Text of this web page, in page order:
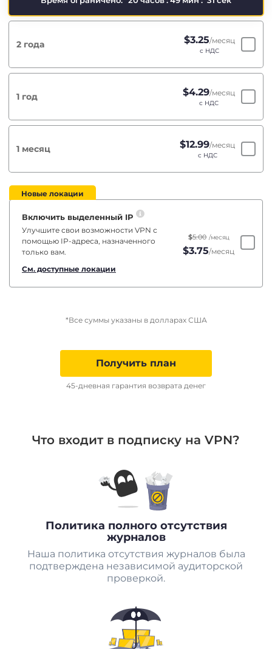
2 года $3.25/месяц
с НДС
1 год $4.29/месяц
с НДС
1 месяц $12.99/месяц
с НДС
Новые локации
Включить выделенный IP
Улучшите свои возможности VPN с
помощью IP-адреса, назначенного
только вам.
См. доступные локации
$5.00 /месяц
$3.75/месяц
*Все суммы указаны в долларах США
Получить план
45-дневная гарантия возврата денег
Что входит в подписку на VPN?
Политика полного отсутствия
журналов
Наша политика отсутствия журналов была
подтверждена независимой аудиторской
проверкой.